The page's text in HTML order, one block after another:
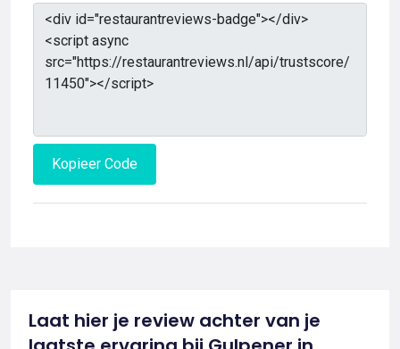
Kopieer Code
Laat hier je review achter van je